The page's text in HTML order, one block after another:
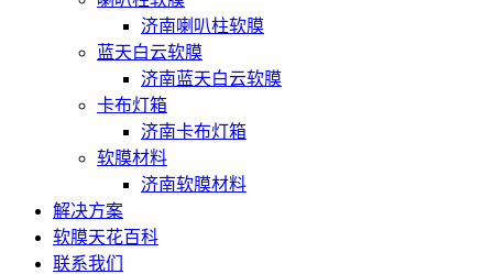
济南喇叭柱软膜
蓝天白云软膜
济南蓝天白云软膜
卡布灯箱
济南卡布灯箱
软膜材料
济南软膜材料
解决方案
软膜天花百科
联系我们